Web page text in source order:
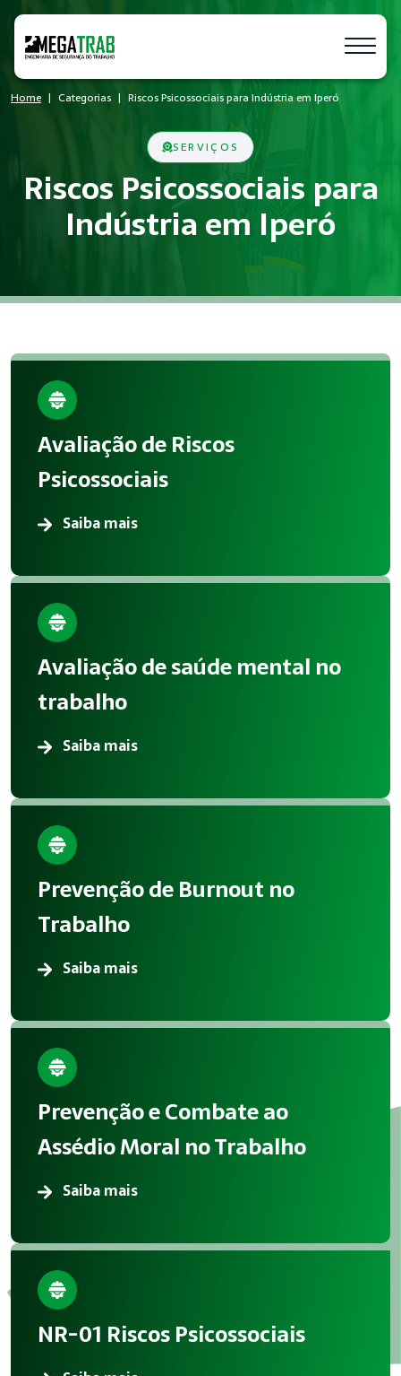
Home Categorias Riscos Psicossociais para Indústria em Iperó
SERVIÇOS
Riscos Psicossociais para
Indústria em Iperó
O que é Riscos Psicossociais?
Empresas de todos os portes que possuem empregados
Benefícios da implementação
A aplicação correta de Riscos Psicossociais reduz
Atendimento em Iperó
Avaliação de Riscos
Psicossociais
Saiba mais
Avaliação de saúde mental no
trabalho
Saiba mais
Prevenção de Burnout no
Trabalho
Saiba mais
Prevenção e Combate ao
Assédio Moral no Trabalho
Saiba mais
NR-01 Riscos Psicossociais